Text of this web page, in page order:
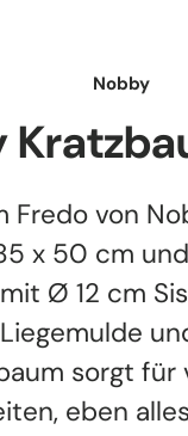
Nobby
Fredo von
x 50 cm
Ø 12 cm
sorgt
eben